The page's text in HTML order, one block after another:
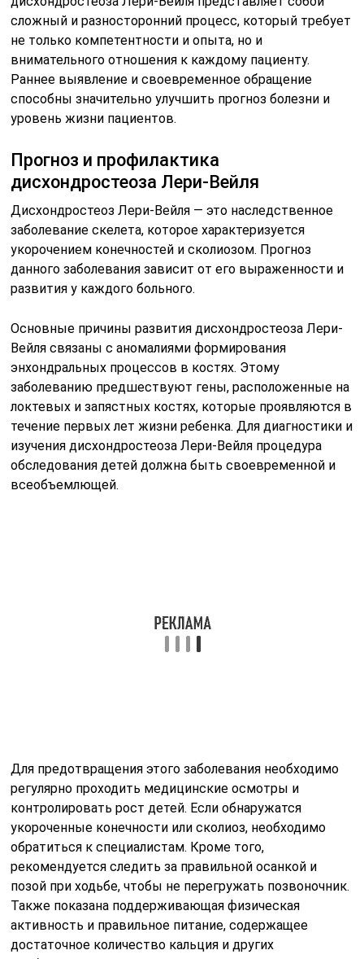
сложный и разносторонний процесс, который требует
не только компетентности и опыта, но и
внимательного отношения к каждому пациенту.
Раннее выявление и своевременное обращение
способны значительно улучшить прогноз болезни и
уровень жизни пациентов.
Прогноз и профилактика
дисхондростеоза Лери-Вейля
Дисхондростеоз Лери-Вейля — это наследственное
заболевание скелета, которое характеризуется
укорочением конечностей и сколиозом. Прогноз
данного заболевания зависит от его выраженности и
развития у каждого больного.
Основные причины развития дисхондростеоза Лери-
Вейля связаны с аномалиями формирования
энхондральных процессов в костях. Этому
заболеванию предшествуют гены, расположенные на
локтевых и запястных костях, которые проявляются в
течение первых лет жизни ребенка. Для диагностики и
изучения дисхондростеоза Лери-Вейля процедура
обследования детей должна быть своевременной и
всеобъемлющей.
Для предотвращения этого заболевания необходимо
регулярно проходить медицинские осмотры и
контролировать рост детей. Если обнаружатся
укороченные конечности или сколиоз, необходимо
обратиться к специалистам. Кроме того,
рекомендуется следить за правильной осанкой и
позой при ходьбе, чтобы не перегружать позвоночник.
Также показана поддерживающая физическая
активность и правильное питание, содержащее
достаточное количество кальция и других